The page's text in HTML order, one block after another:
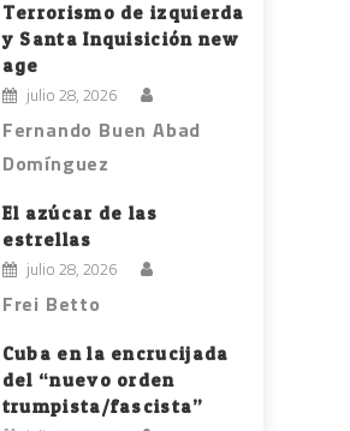
Terrorismo de izquierda
y Santa Inquisición new
age
julio 28, 2026
Fernando Buen Abad
Domínguez
El azúcar de las
estrellas
julio 28, 2026
Frei Betto
Cuba en la encrucijada
del “nuevo orden
trumpista/fascista”